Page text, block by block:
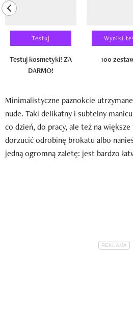
previous element
Testuj
Testuj kosmetyki! ZA
DARMO!
Wyniki
100
Minimalistyczne paznokcie
nude. Taki delikatny i subtelny
co dzień, do pracy, ale też na
dorzucić odrobinę brokatu albo
jedną ogromną zaletę: jest bardzo